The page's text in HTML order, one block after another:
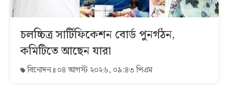
চলচ্চিত্র সার্টিফিকেশন বোর্ড পুনর্গঠন,
কমিটিতে আছেন যারা
বিনোদন ০৪ আগস্ট ২০২৬, ০৯:৪৩ পিএম